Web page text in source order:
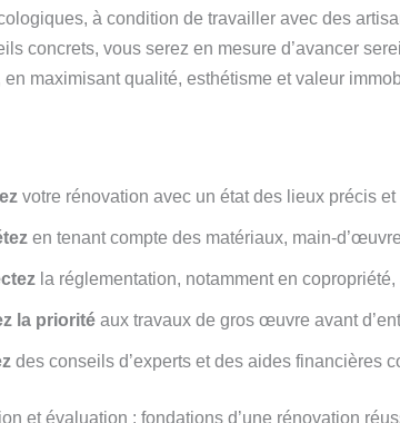
à condition de travailler avec des
concrets, vous serez en mesure d’avancer
en maximisant qualité, esthétisme et valeur
votre rénovation avec un état des lieux précis
en tenant compte des matériaux, main-
la réglementation, notamment en
la priorité aux travaux de gros œuvre avant
des conseils d’experts et des aides financières
et évaluation : fondations d’une rénovation